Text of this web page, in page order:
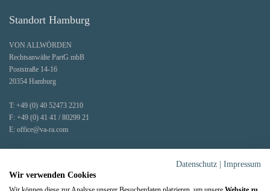
Standort Hamburg
VON ALLWÖRDEN
Rechtsanwälte PartG mbB
Poststraße 14-16
20354 Hamburg
T: +49 (0) 40 52473 2210
F: +49 (0) 41 41 / 80299 21
E: office@va-ra.com
Datenschutz
Impressum
Wir verwenden Cookies